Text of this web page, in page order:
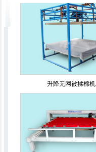
升降无网被揉棉机